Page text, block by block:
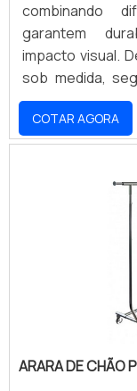
combinando
garantem
impacto visual.
sob medida,
marca e as
COTAR AGORA
ARARA DE CHÃO